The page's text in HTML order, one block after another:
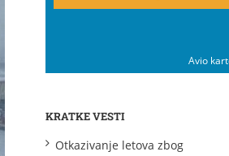
Avio
KRATKE VESTI
Otkazivanje letova zbog